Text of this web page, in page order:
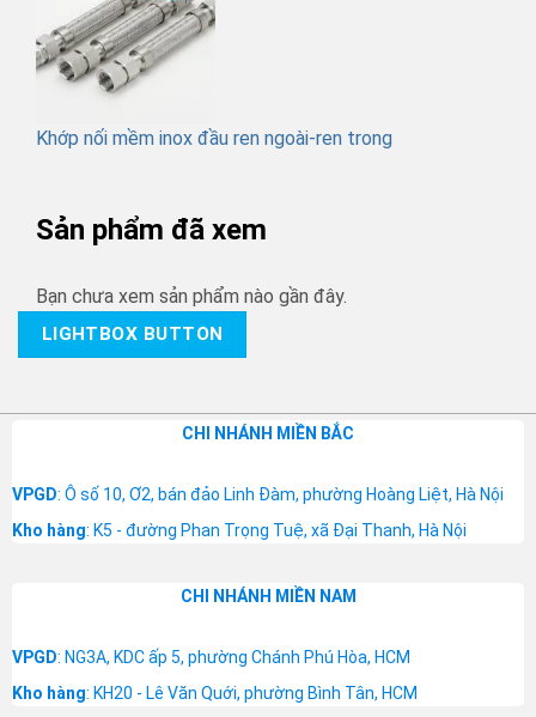
Khớp nối mềm inox đầu ren ngoài-ren trong
Sản phẩm đã xem
Bạn chưa xem sản phẩm nào gần đây.
LIGHTBOX BUTTON
CHI NHÁNH MIỀN BẮC
VPGD: Ô số 10, Ơ2, bán đảo Linh Đàm, phường Hoàng Liệt, Hà Nội
Kho hàng: K5 - đường Phan Trọng Tuệ, xã Đại Thanh, Hà Nội
CHI NHÁNH MIỀN NAM
VPGD: NG3A, KDC ấp 5, phường Chánh Phú Hòa, HCM
Kho hàng: KH20 - Lê Văn Quới, phường Bình Tân, HCM